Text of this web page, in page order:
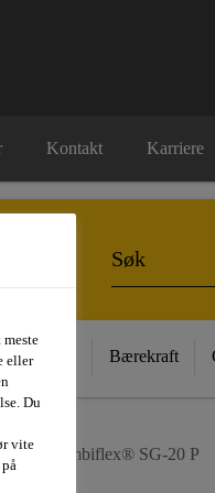
Kontakt Karriere
Bærekraft
Combiflex® SG-20 P
eller
Du
vite